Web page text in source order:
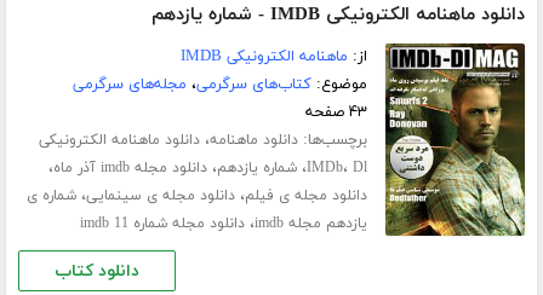
دانلود ماهنامه الکترونیکی IMDB - شماره یازدهم
از: ماهنامه الکترونیکی IMDB
موضوع:کتاب‌های سرگرمی، مجله‌های سرگرمی
۴۳ صفحه
برچسب‌ها:دانلود ماهنامه،دانلود ماهنامه الکترونیکی
IMDb، Dl ،شماره یازدهم،دانلود مجله imdb آذر ماه ،
دانلود مجله ی فیلم،دانلود مجله ی سینمایی،شماره ی
یازدهم مجله imdb
،دانلود مجله شماره 11 imdb
دانلود کتاب